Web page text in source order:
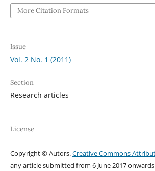
More Citation Formats
Issue
Vol. 2 No. 1 (2011)
Section
Research articles
License
Copyright © Autors.Creative Commons
any article submitted from 6 June 2017